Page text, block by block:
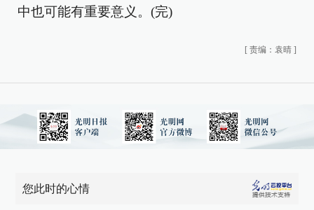
中也可能有重要意义。(完)
[ 责编：袁晴 ]
您此时的心情